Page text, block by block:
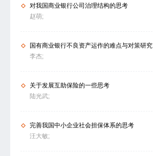
对我国商业银行公司治理结构的思考
赵萌;
国有商业银行不良资产运作的难点与对策研究
李杰;
关于发展互助保险的一些思考
陆光武;
完善我国中小企业社会担保体系的思考
汪大敏;